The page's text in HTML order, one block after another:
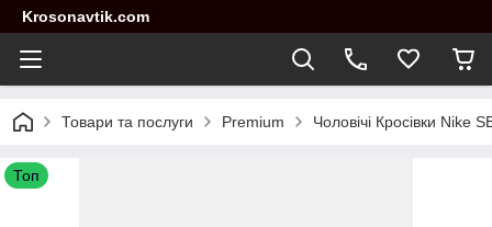
Krosonavtik.com
Товари та послуги Premium Чоловічі Кросівки Nike
Топ